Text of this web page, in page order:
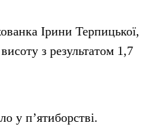
Ірини Терпицької,
з результатом 1,7
у п’ятиборстві.